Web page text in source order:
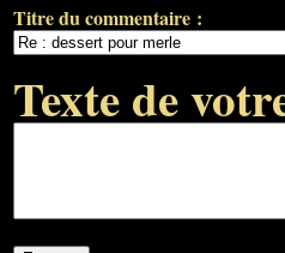
Titre du commentaire :
Texte de